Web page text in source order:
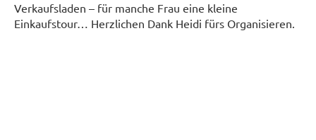
Verkaufsladen – für manche Frau eine kleine
Einkaufstour… Herzlichen Dank Heidi fürs Organisieren.